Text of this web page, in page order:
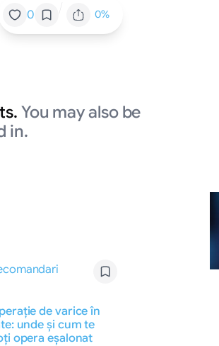
0 0%
You may also be
in.
de varice în
unde și cum te
opera eșalonat